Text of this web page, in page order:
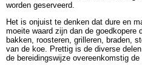
worden geserveerd.
Het is onjuist te denken dat dure en
moeite waard zijn dan de goedkopere
bakken, roosteren, grilleren, braden,
van de koe. Prettig is de diverse
de bereidingswijze overeenkomstig